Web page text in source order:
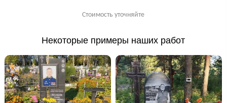
Стоимость уточняйте
Некоторые примеры наших работ